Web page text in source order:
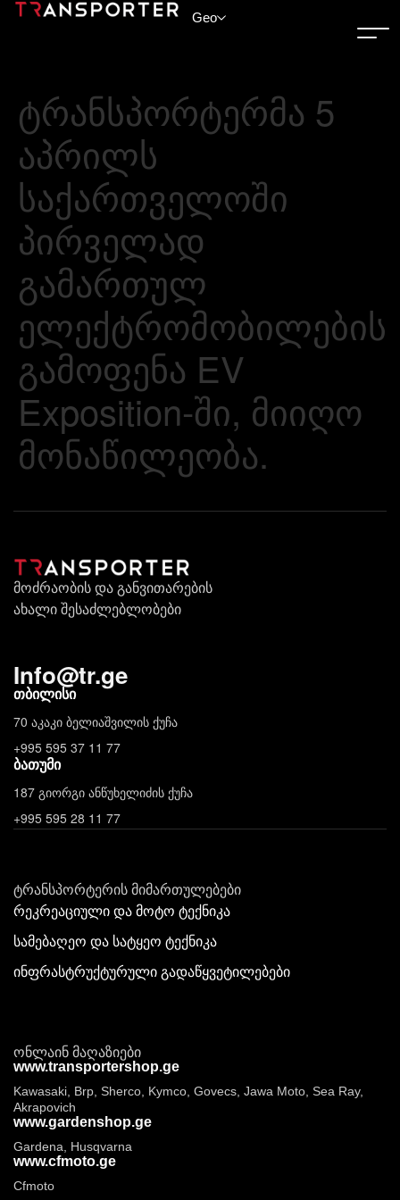
Geo
ტრანსპორტერმა 5
აპრილს
საქართველოში
პირველად
გამართულ
ელექტრომობილების
გამოფენა EV
Exposition-ში, მიიღო
მონაწილეობა.
მოძრაობის და განვითარების
ახალი შესაძლებლობები
Info@tr.ge
თბილისი
70 აკაკი ბელიაშვილის ქუჩა
+995 595 37 11 77
ბათუმი
187 გიორგი ანწუხელიძის ქუჩა
+995 595 28 11 77
ტრანსპორტერის მიმართულებები
რეკრეაციული და მოტო ტექნიკა
სამებაღეო და სატყეო ტექნიკა
ინფრასტრუქტურული გადაწყვეტილებები
ონლაინ მაღაზიები
www.transportershop.ge
Kawasaki, Brp, Sherco, Kymco, Govecs, Jawa Moto, Sea Ray,
Akrapovich
www.gardenshop.ge
Gardena, Husqvarna
www.cfmoto.ge
Cfmoto